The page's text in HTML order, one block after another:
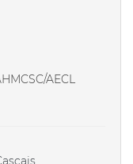
AECL